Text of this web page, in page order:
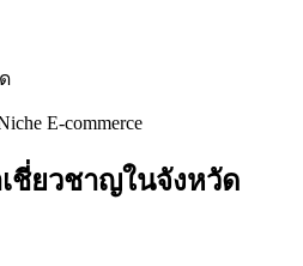
E-commerce
ชี่ยวชาญในจังหวัด